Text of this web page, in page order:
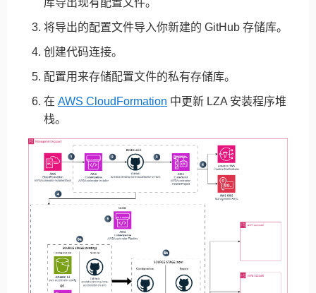
库导出现有配置文件。
将导出的配置文件导入你新建的 GitHub 存储库。
创建代码连接。
配置用来存储配置文件的私有存储库。
在 AWS CloudFormation 中更新 LZA 安装程序堆
栈。